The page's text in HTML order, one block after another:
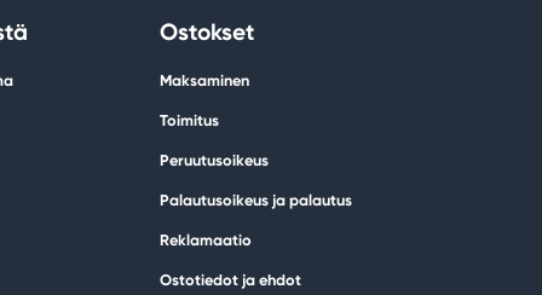
Ostokset
Maksaminen
Toimitus
Peruutusoikeus
Palautusoikeus ja palautus
Reklamaatio
Ostotiedot ja ehdot